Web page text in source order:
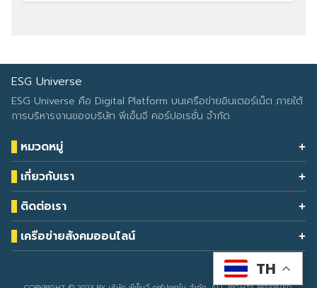
ESG Universe
ESG Universe คือ Digital Platform บนเครือข่ายอินเตอร์เน็ต ภายใต้
การบริหารงานของบริษัท พีเอ็มจี คอร์ปอเรชั่น จำกัด
หมวดหมู่
Health & Wellness
Eco Icon
ESG Data
Climate Change
ESG Report
เกี่ยวกับเรา
Our Services
About Us
Contact Us
ติดต่อเรา
โทรศัพท์: 090-549-2524
เครือข่ายสังคมออนไลน์
TH
Developed bysarunyacrop